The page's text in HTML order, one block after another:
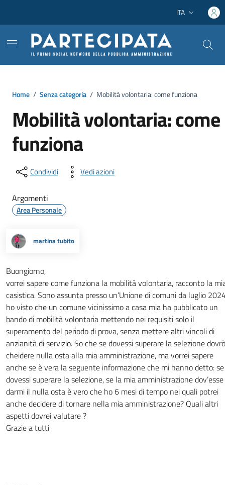
Lingua attiva:
ITA
Home / Senza categoria / Mobilità volontaria: come funziona
Mobilità volontaria: come
funziona
Condividi Vedi azioni
Argomenti
Area Personale
martina tubito
Buongiorno,
vorrei sapere come funziona la mobilità volontaria, racconto la
casistica. Sono assunta presso un’Unione di comuni da luglio
ho visto che un comune vicinissimo a casa mia ha pubblicato un
bando di mobilità volontaria mettendo nei requisiti solo il
superamento del periodo di prova, senza mettere altri vincoli di
anzianità di servizio. So che se dovessi superare la selezione dovrò
cheidere nulla osta alla mia amministrazione, ma vorrei sapere
anche se è vera la seguente informazione che mi hanno detto: se
dovessi superare la selezione, se la mia amministrazione dov’esse
darmi il nulla osta è vero che ho 6 mesi di tempo nei quali potrei
anche decidere di tornare nella mia amministrazione? Quali altri
aspetti dovrei valutare ?
Grazie a tutti